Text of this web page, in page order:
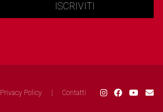
ISCRIVITI
Privacy Policy Contatti